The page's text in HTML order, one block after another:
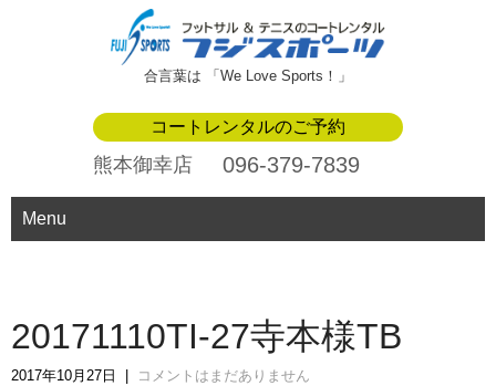
合言葉は 「We Love Sports！」
コートレンタルのご予約
熊本御幸店 096-379-7839
Menu
20171110TI-27寺本様TB
2017年10月27日 コメントはまだありません